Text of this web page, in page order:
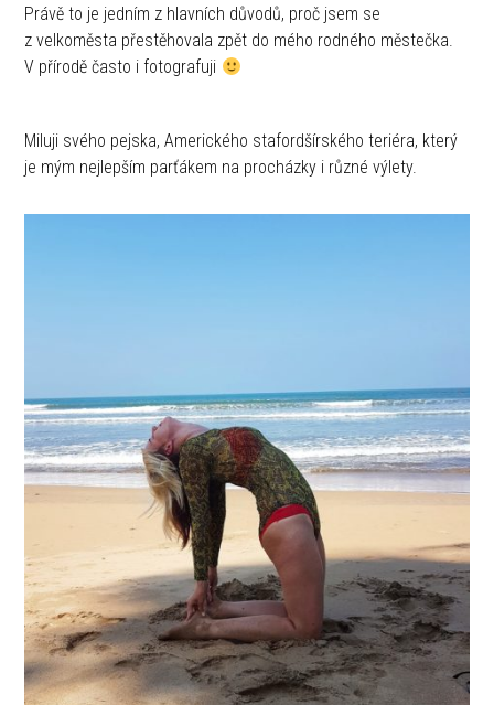
Právě to je jedním z hlavních důvodů, proč jsem se
z velkoměsta přestěhovala zpět do mého rodného městečka.
V přírodě často i fotografuji
Miluji svého pejska, Amerického stafordšírského teriéra, který
je mým nejlepším parťákem na procházky i různé výlety.